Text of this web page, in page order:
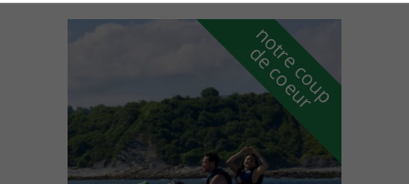
n
o
t
r
e
c
o
u
p
d
e
c
o
e
u
r